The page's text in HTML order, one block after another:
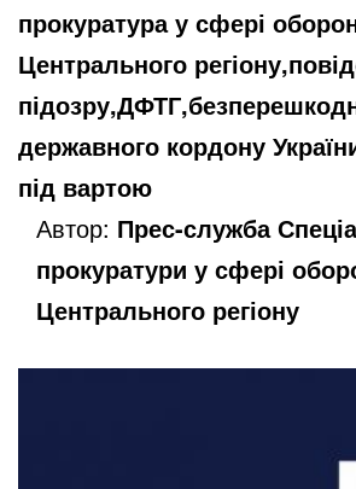
прокуратура у сфері
Центрального
державного кордону
під вартою
Автор: Прес-служба
прокуратури у сфері
Центрального регіону